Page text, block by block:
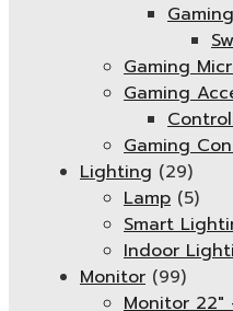
Gaming
Gaming
Gaming
Lighting (29)
Lamp (5)
Smart
Indoor
Monitor (99)
Monitor 22"